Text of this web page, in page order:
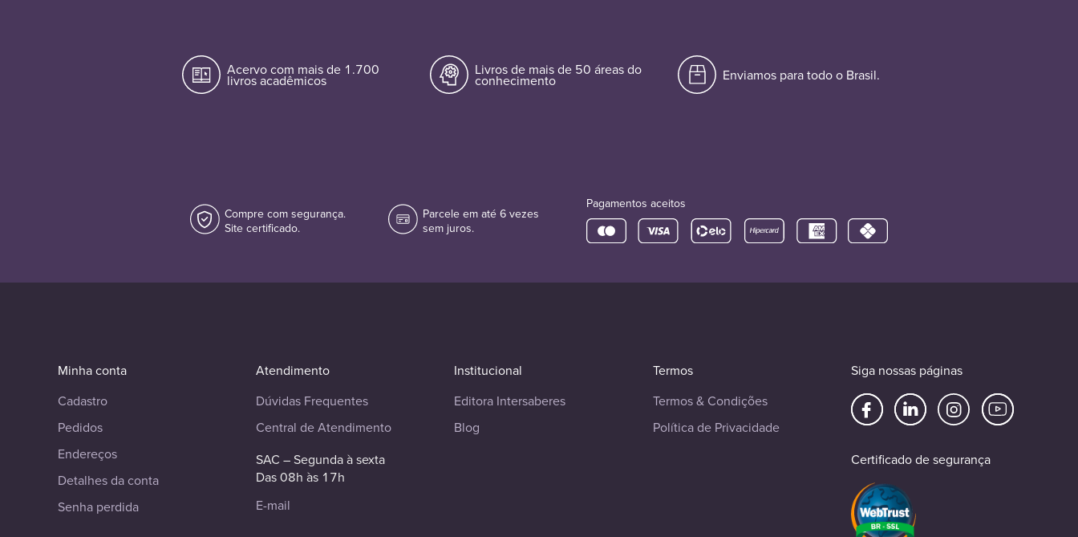
Acervo com mais de 1.700
livros acadêmicos
Livros de mais de 50 áreas do
conhecimento Enviamos para todo o Brasil.
Compre com segurança.
Site certificado.
Parcele em até 6 vezes
sem juros.
Pagamentos aceitos
Minha conta
Cadastro
Pedidos
Endereços
Detalhes da conta
Senha perdida
Atendimento
Dúvidas Frequentes
Central de Atendimento
SAC – Segunda à sexta
Das 08h às 17h
E-mail
Institucional
Editora Intersaberes
Blog
Termos
Termos & Condições
Política de Privacidade
Siga nossas páginas
Certificado de segurança